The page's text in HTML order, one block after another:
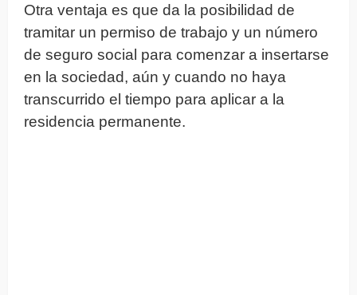
Otra ventaja es que da la posibilidad de
tramitar un permiso de trabajo y un número
de seguro social para comenzar a insertarse
en la sociedad, aún y cuando no haya
transcurrido el tiempo para aplicar a la
residencia permanente.